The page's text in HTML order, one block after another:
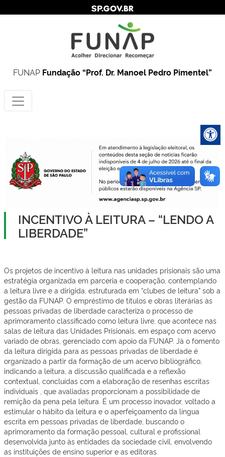
FUNAP Fundação “Prof. Dr. Manoel Pedro Pimentel”
INCENTIVO À LEITURA – “LENDO A
LIBERDADE”
Os projetos de incentivo à leitura nas unidades prisionais são uma
estratégia organizada em parceria e cooperação, contemplando
a leitura livre e a dirigida, estruturada em “clubes de leitura” sob a
gestão da FUNAP. O empréstimo de títulos e obras literárias às
pessoas privadas de liberdade caracteriza o processo de
aprimoramento classificado como leitura livre, que acontece nas
salas de leitura das Unidades Prisionais, em espaço com acervo
variado de obras, gerenciado com apoio da FUNAP. Já o fomento
da leitura dirigida para as pessoas privadas de liberdade é
organizado a partir da formação de um acervo bibliográfico,
indicando a leitura, a discussão qualificada e a reflexão
contextual, concluídas com a elaboração de resenhas escritas
individuais , que avaliadas proporcionam a possibilidade de
remição da pena pela leitura. É um processo inovador, voltado a
estimular o hábito da leitura e o aperfeiçoamento da língua
escrita em pessoas privadas de liberdade, buscando o
aprimoramento da formação pessoal, cultural e profissional
desenvolvida junto às entidades da sociedade civil, envolvendo
as instituições de ensino superior e as editoras.